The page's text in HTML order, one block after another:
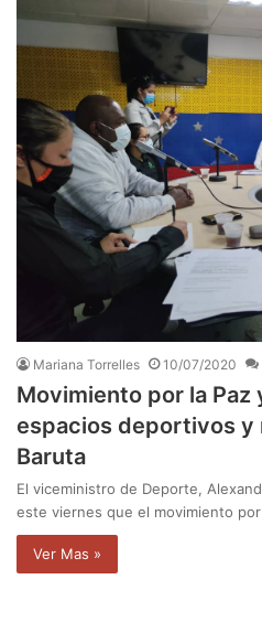
Mariana Torrelles 10/07/2020
Movimiento por la Paz
espacios deportivos y
Baruta
El viceministro de Deporte,
este viernes que el movimiento
Ver Mas »